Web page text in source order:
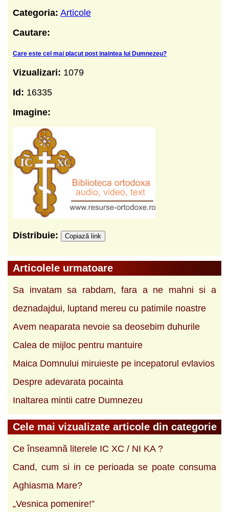
Categoria: Articole
Cautare:
Care este cel mai placut post inaintea lui Dumnezeu?
Vizualizari: 1079
Id: 16335
Imagine:
Distribuie: Copiază link
Articolele urmatoare
Sa invatam sa rabdam, fara a ne mahni si a
deznadajdui, luptand mereu cu patimile noastre
Avem neaparata nevoie sa deosebim duhurile
Calea de mijloc pentru mantuire
Maica Domnului miruieste pe incepatorul evlavios
Despre adevarata pocainta
Inaltarea mintii catre Dumnezeu
Cele mai vizualizate articole din categorie
Ce înseamnă literele IC XC / NI KA ?
Cand, cum si in ce perioada se poate consuma
Aghiasma Mare?
„Vesnica pomenire!”